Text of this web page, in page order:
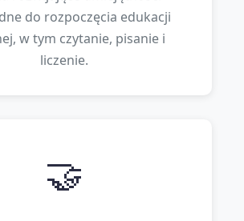
do rozpoczęcia edukacji
w tym czytanie, pisanie i
liczenie.
🤝